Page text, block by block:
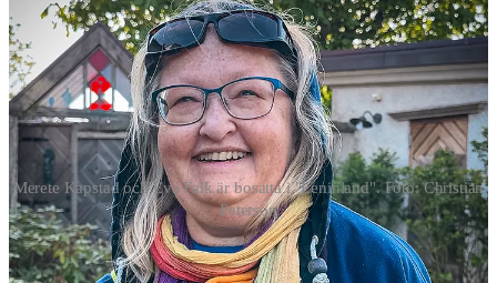
Merete Kapstad och Eva Falk är bosatta i "Leninland". Foto: Christian
Peterson
Med en anställd hushållerska vid sin sida erbjuder Diding ett
kommunistiskt harem för kvinnliga vänsterextremister och